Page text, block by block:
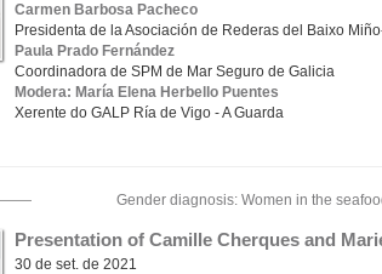
Carmen Barbosa Pacheco
Presidenta de la Asociación de Rederas del Baixo
Paula Prado Fernández
Coordinadora de SPM de Mar Seguro de Galicia
Modera: María Elena Herbello Puentes
Xerente do GALP Ría de Vigo - A Guarda
Gender diagnosis: Women in the
Presentation of Camille Cherques and
30 de set. de 2021